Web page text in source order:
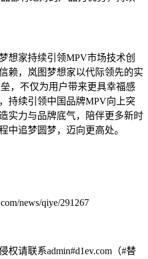
想家持续引领MPV市场技术创
赖，岚图梦想家以代际领先的实
，不仅为用户带来更具幸福感
持续引领中国品牌MPV向上突
实力与品牌底气，陪伴更多新时
中追梦圆梦，迈向更高处。
news/qiye/291267
请联系admin#d1ev.com（#替